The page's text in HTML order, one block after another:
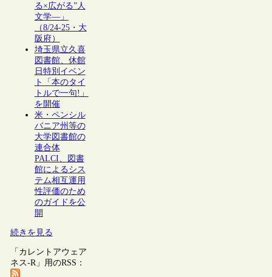
る×広がる”人
文学―」
（8/24-25・大
阪府）
埼玉県立久喜
図書館、休館
日特別イベン
ト「本のタイ
トルで一句!」
を開催
米・ペンシル
バニア州等の
大学図書館の
連合体
PALCI、図書
館によるシス
テム相互運用
性評価のため
のガイドを公
開
続きを見る
「カレントアウェア
ネス-R」用のRSS：